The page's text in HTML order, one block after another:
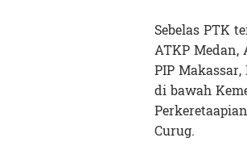
Sebelas PTK
ATKP Medan,
PIP Makassar,
di bawah
Curug.